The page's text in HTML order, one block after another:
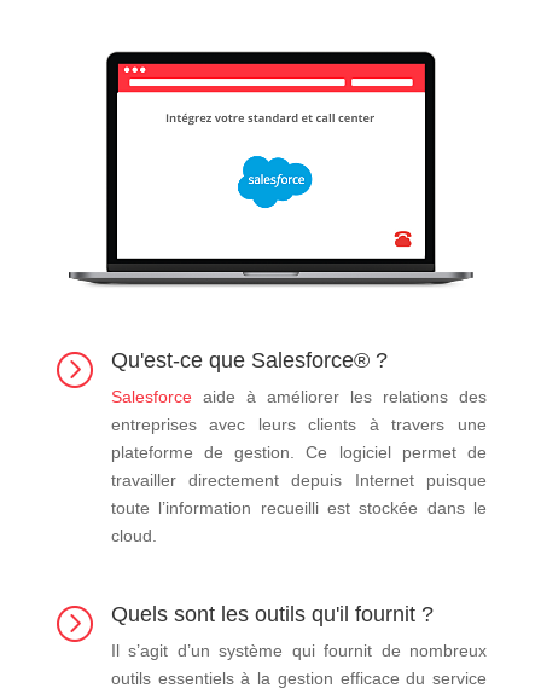
= Qu'est-ce que Salesforce® ?
Salesforceaide à améliorer les relations des
entreprises avec leurs clients à travers une
plateforme de gestion. Ce logiciel permet de
travailler directement depuis Internet puisque
toute l’information recueilli est stockée dans le
cloud.
= Quels sont les outils qu'il fournit ?
Il s’agit d’un système qui fournit de nombreux
outils essentiels à la gestion efficace du service